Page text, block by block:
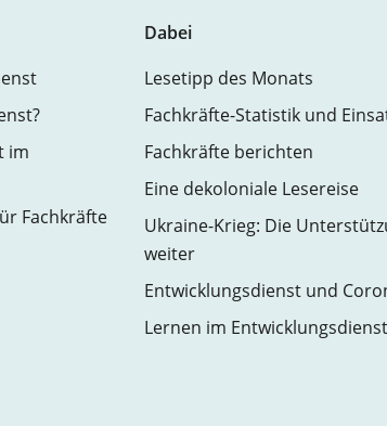
im
Fachkräfte
Dabei
Lesetipp des Monats
Fachkräfte-Statistik und
Fachkräfte berichten
Eine dekoloniale Lesereise
Ukraine-Krieg: Die
weiter
Entwicklungsdienst und
Lernen im Entwicklungsdienst